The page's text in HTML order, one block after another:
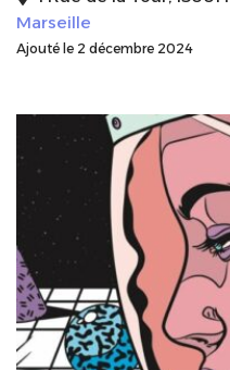
Marseille
Ajouté le 2 décembre 2024